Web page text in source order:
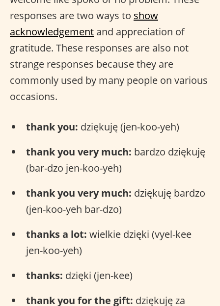
responses are two ways to show
acknowledgement and appreciation of
gratitude. These responses are also not
strange responses because they are
commonly used by many people on various
occasions.
thank you: dziękuję (jen-koo-yeh)
thank you very much: bardzo dziękuję
(bar-dzo jen-koo-yeh)
thank you very much: dziękuję bardzo
(jen-koo-yeh bar-dzo)
thanks a lot: wielkie dzięki (vyel-kee
jen-koo-yeh)
thanks: dzięki (jen-kee)
thank you for the gift: dziękuję za